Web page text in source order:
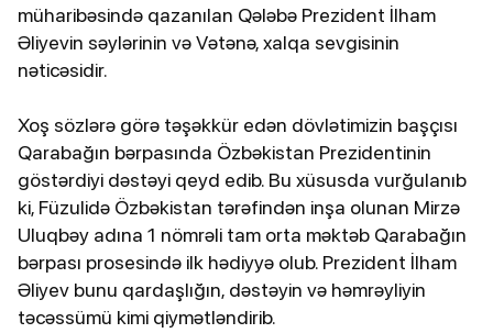
müharibəsində qazanılan Qələbə Prezident İlham
Əliyevin səylərinin və Vətənə, xalqa sevgisinin
nəticəsidir.
Xoş sözlərə görə təşəkkür edən dövlətimizin başçısı
Qarabağın bərpasında Özbəkistan Prezidentinin
göstərdiyi dəstəyi qeyd edib. Bu xüsusda vurğulanıb
ki, Füzulidə Özbəkistan tərəfindən inşa olunan Mirzə
Uluqbəy adına 1 nömrəli tam orta məktəb Qarabağın
bərpası prosesində ilk hədiyyə olub. Prezident İlham
Əliyev bunu qardaşlığın, dəstəyin və həmrəyliyin
təcəssümü kimi qiymətləndirib.